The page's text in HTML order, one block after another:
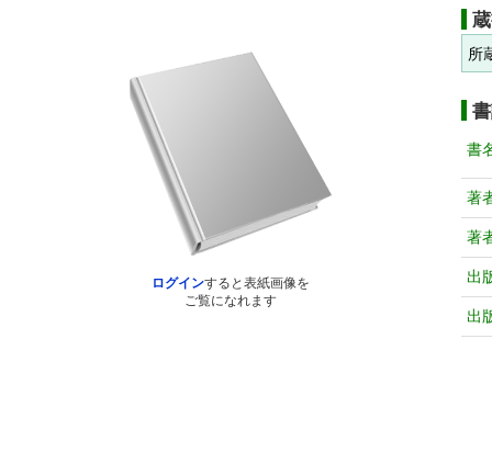
ログインすると表紙画像を
ご覧になれます
所
書
著
著
出
出